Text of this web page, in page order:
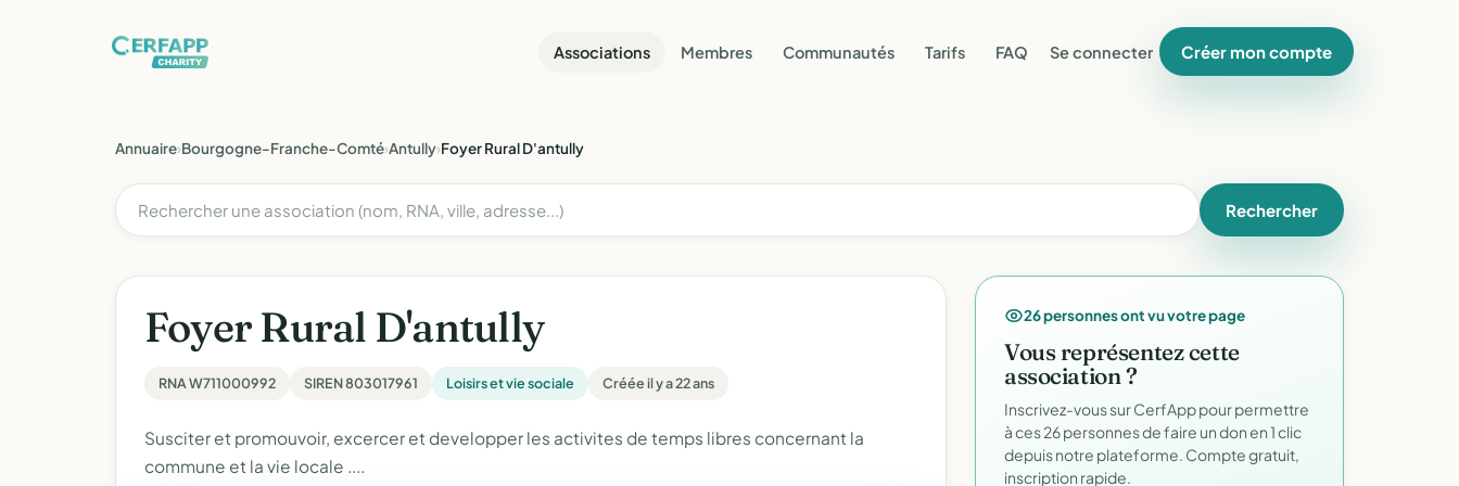
Associations Membres Communautés Tarifs FAQ Se connecter Créer mon compte
Annuaire›Bourgogne-Franche-Comté›Antully›Foyer Rural D'antully
Rechercher
Foyer Rural D'antully
RNA W711000992 SIREN 803017961 Loisirs et vie sociale Créée il y a 22 ans
Susciter et promouvoir, excercer et developper les activites de temps libres concernant la
commune et la vie locale ....
26 personnes ont vu votre page
Vous représentez cette
association ?
Inscrivez-vous sur CerfApp pour permettre
à ces 26 personnes de faire un don en 1 clic
depuis notre plateforme. Compte gratuit,
inscription rapide.